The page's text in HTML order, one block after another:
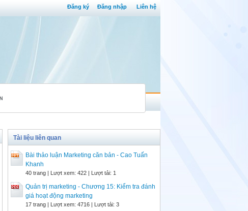
Đăng ký Đăng nhập Liên hệ
Tài liệu liên quan
Bài thảo luận Marketing căn bản - Cao Tuấn
Khanh
40 trang | Lượt xem: 422 | Lượt tải: 1
Quản trị marketing - Chương 15: Kiểm tra đánh
giá hoạt động marketing
17 trang | Lượt xem: 4716 | Lượt tải: 3